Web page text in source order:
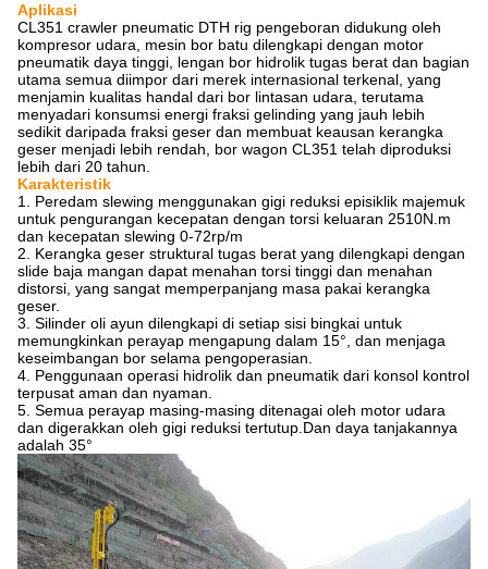
Aplikasi
CL351 crawler pneumatic DTH rig pengeboran didukung oleh
kompresor udara, mesin bor batu dilengkapi dengan motor
pneumatik daya tinggi, lengan bor hidrolik tugas berat dan bagian
utama semua diimpor dari merek internasional terkenal, yang
menjamin kualitas handal dari bor lintasan udara, terutama
menyadari konsumsi energi fraksi gelinding yang jauh lebih
sedikit daripada fraksi geser dan membuat keausan kerangka
geser menjadi lebih rendah, bor wagon CL351 telah diproduksi
lebih dari 20 tahun.
Karakteristik
1. Peredam slewing menggunakan gigi reduksi episiklik majemuk
untuk pengurangan kecepatan dengan torsi keluaran 2510N.m
dan kecepatan slewing 0-72rp/m
2. Kerangka geser struktural tugas berat yang dilengkapi dengan
slide baja mangan dapat menahan torsi tinggi dan menahan
distorsi, yang sangat memperpanjang masa pakai kerangka
geser.
3. Silinder oli ayun dilengkapi di setiap sisi bingkai untuk
memungkinkan perayap mengapung dalam 15°, dan menjaga
keseimbangan bor selama pengoperasian.
4. Penggunaan operasi hidrolik dan pneumatik dari konsol kontrol
terpusat aman dan nyaman.
5. Semua perayap masing-masing ditenagai oleh motor udara
dan digerakkan oleh gigi reduksi tertutup.Dan daya tanjakannya
adalah 35°